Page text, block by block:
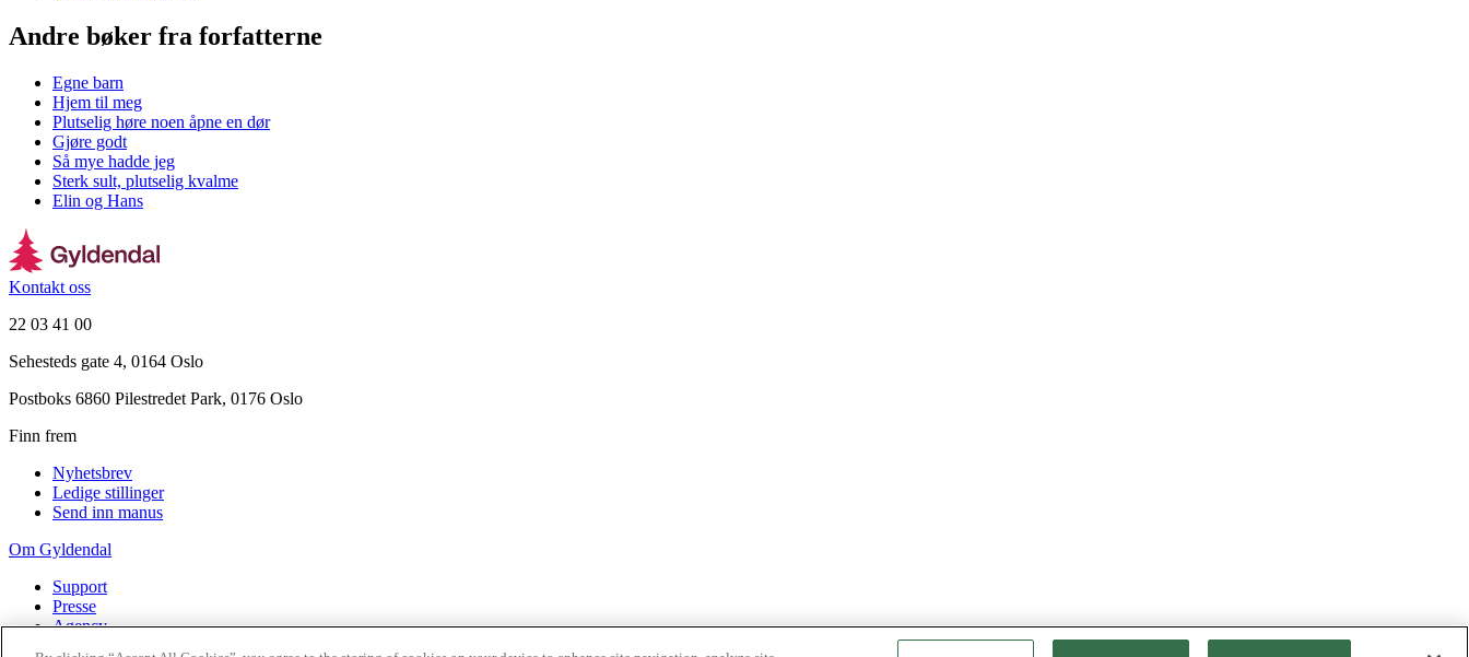
Andre bøker fra forfatterne
Egne barn
Hjem til meg
Plutselig høre noen åpne en dør
Gjøre godt
Så mye hadde jeg
Sterk sult, plutselig kvalme
Elin og Hans
Kontakt oss
22 03 41 00
Sehesteds gate 4, 0164 Oslo
Postboks 6860 Pilestredet Park, 0176 Oslo
Finn frem
Nyhetsbrev
Ledige stillinger
Send inn manus
Om Gyldendal
Support
Presse
Agency